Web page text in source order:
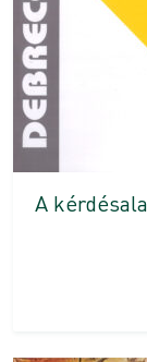
A